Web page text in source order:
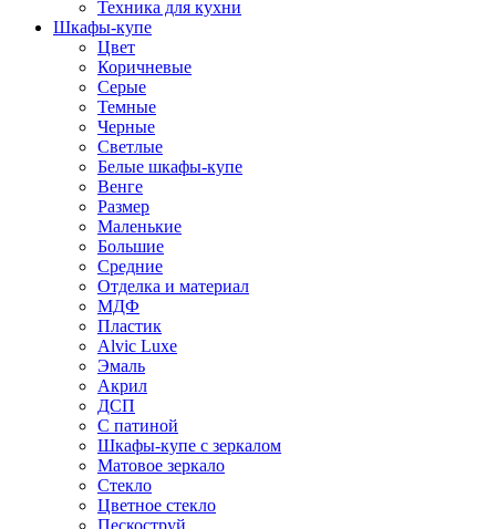
Техника для кухни
Шкафы-купе
Цвет
Коричневые
Серые
Темные
Черные
Светлые
Белые шкафы-купе
Венге
Размер
Маленькие
Большие
Средние
Отделка и материал
МДФ
Пластик
Alvic Luxe
Эмаль
Акрил
ДСП
С патиной
Шкафы-купе с зеркалом
Матовое зеркало
Стекло
Цветное стекло
Пескоструй